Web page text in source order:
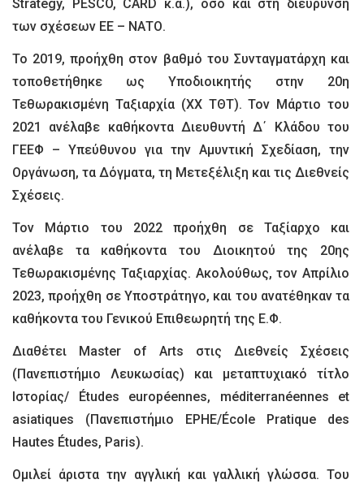
Strategy, PESCO, CARD κ.α.), όσο και στη διεύρυνση
των σχέσεων ΕΕ – ΝΑΤΟ.
Το 2019, προήχθη στον βαθμό του Συνταγματάρχη και
τοποθετήθηκε ως Υποδιοικητής στην 20η
Τεθωρακισμένη Ταξιαρχία (ΧΧ ΤΘΤ). Τον Μάρτιο του
2021 ανέλαβε καθήκοντα Διευθυντή Δ΄ Κλάδου του
ΓΕΕΦ – Υπεύθυνου για την Αμυντική Σχεδίαση, την
Οργάνωση, τα Δόγματα, τη Μετεξέλιξη και τις Διεθνείς
Σχέσεις.
Τον Μάρτιο του 2022 προήχθη σε Ταξίαρχο και
ανέλαβε τα καθήκοντα του Διοικητού της 20ης
Τεθωρακισμένης Ταξιαρχίας. Ακολούθως, τον Απρίλιο
2023, προήχθη σε Υποστράτηγο, και του ανατέθηκαν τα
καθήκοντα του Γενικού Επιθεωρητή της Ε.Φ.
Διαθέτει Master of Arts στις Διεθνείς Σχέσεις
(Πανεπιστήμιο Λευκωσίας) και μεταπτυχιακό τίτλο
Ιστορίας/ Études européennes, méditerranéennes et
asiatiques (Πανεπιστήμιο ΕPHE/École Pratique des
Hautes Études, Paris).
Ομιλεί άριστα την αγγλική και γαλλική γλώσσα. Του